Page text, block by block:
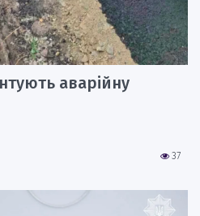
аварійну
37